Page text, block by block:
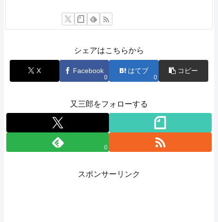
シェアはこちらから
X Facebook
0
はてブ
0
コピー
又三郎をフォローする
0
スポンサーリンク